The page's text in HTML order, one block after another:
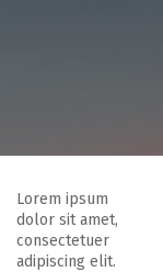
Lorem ipsum
dolor sit amet,
consectetuer
adipiscing elit.